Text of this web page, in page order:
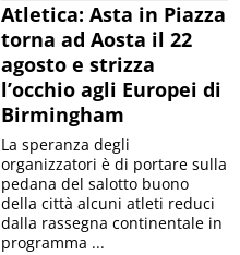
Atletica: Asta in Piazza
torna ad Aosta il 22
agosto e strizza
l’occhio agli Europei di
Birmingham
La speranza degli
organizzatori è di portare sulla
pedana del salotto buono
della città alcuni atleti reduci
dalla rassegna continentale in
programma ...